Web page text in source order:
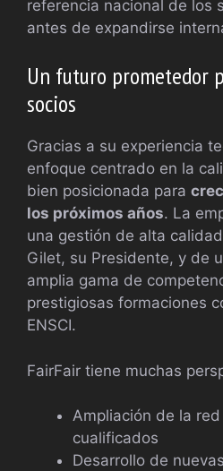
referencia nacional de los
antes de expandirse
Un futuro prometedor
socios
Gracias a su experiencia
enfoque centrado en la
bien posicionada para
los próximos años. La
una gestión de alta
Gilet, su Presidente, y de
amplia gama de
prestigiosas formaciones
ENSCI.
FairFair tiene muchas
Ampliación de la
cualificados
Desarrollo de